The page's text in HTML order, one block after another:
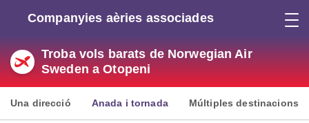
Companyies aèries associades
Troba vols barats de Norwegian Air
Sweden a Otopeni
Una direcció Anada i tornada Múltiples destinacions